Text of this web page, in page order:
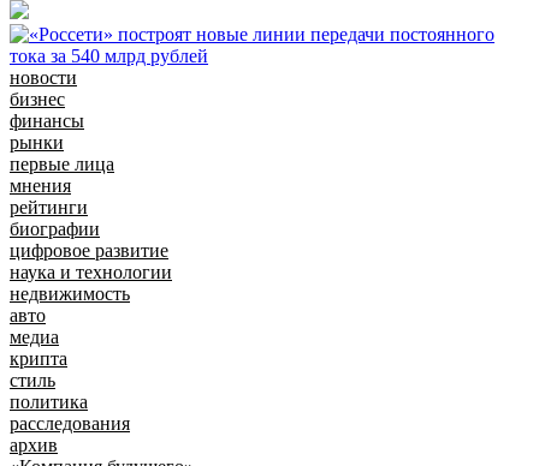
новости
бизнес
финансы
рынки
первые лица
мнения
рейтинги
биографии
цифровое развитие
наука и технологии
недвижимость
авто
медиа
крипта
стиль
политика
расследования
архив